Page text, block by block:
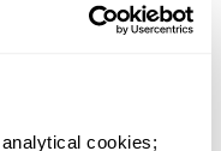
cookies;